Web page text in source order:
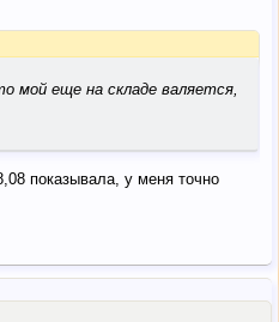
мой еще на складе валяется,
показывала, у меня точно